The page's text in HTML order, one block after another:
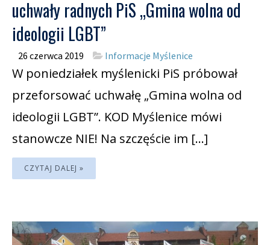
uchwały radnych PiS „Gmina wolna od
ideologii LGBT”
26 czerwca 2019 Informacje Myślenice
W poniedziałek myślenicki PiS próbował
przeforsować uchwałę „Gmina wolna od
ideologii LGBT”. KOD Myślenice mówi
stanowcze NIE! Na szczęście im […]
CZYTAJ DALEJ »